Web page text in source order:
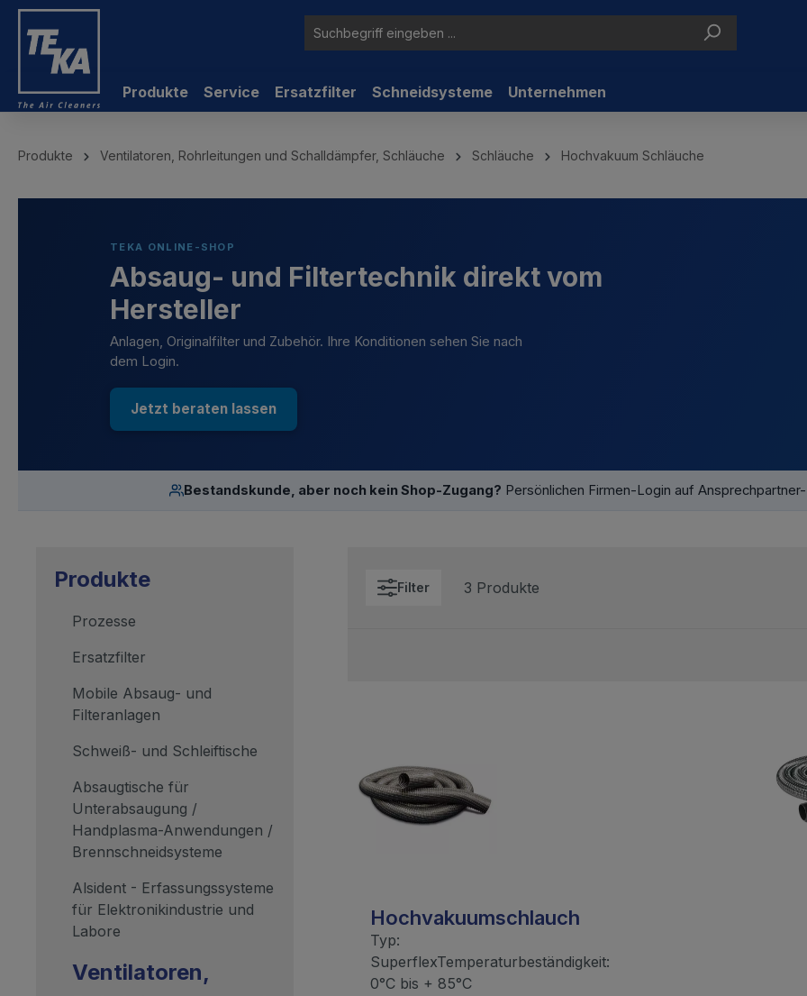
Produkte Service Ersatzfilter Schneidsysteme Unternehmen
Produkte Ventilatoren, Rohrleitungen und Schalldämpfer, Schläuche Schläuche Hochvakuum Schläuche
TEKA ONLINE-SHOP
Absaug- und Filtertechnik direkt vom
Hersteller
Anlagen, Originalfilter und Zubehör. Ihre Konditionen sehen Sie nach
dem Login.
Jetzt beraten lassen
Bestandskunde, aber noch kein Shop-Zugang? Persönlichen Firmen-Login auf
Produkte
Prozesse
Ersatzfilter
Mobile Absaug- und
Filteranlagen
Schweiß- und Schleiftische
Absaugtische für
Unterabsaugung /
Handplasma-Anwendungen /
Brennschneidsysteme
Alsident - Erfassungssysteme
für Elektronikindustrie und
Labore
Ventilatoren,
Filter 3 Produkte
Hochvakuumschlauch
Typ:
SuperflexTemperaturbeständigkeit:
0°C bis + 85°C